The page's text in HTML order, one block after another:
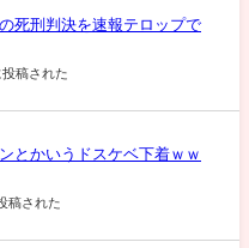
死刑判決を速報テロップで
稿された
とかいうドスケベ下着ｗｗ
稿された